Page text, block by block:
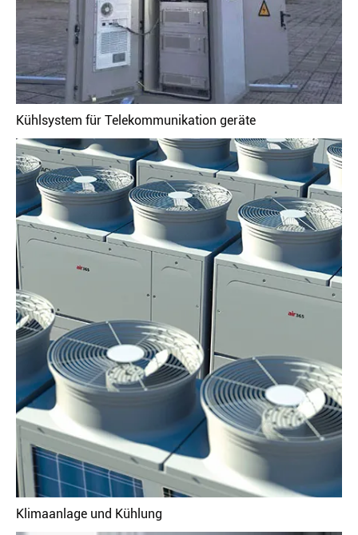
Kühlsystem für Telekommunikation geräte
Klimaanlage und Kühlung